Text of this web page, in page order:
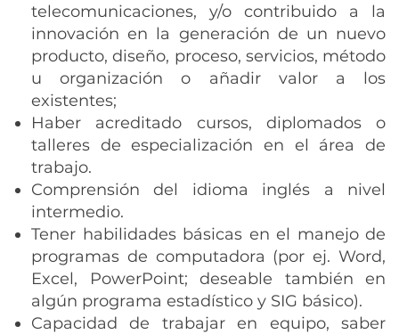
telecomunicaciones, y/o contribuido a la
innovación en la generación de un nuevo
producto, diseño, proceso, servicios, método
u organización o añadir valor a los
existentes;
Haber acreditado cursos, diplomados o
talleres de especialización en el área de
trabajo.
Comprensión del idioma inglés a nivel
intermedio.
Tener habilidades básicas en el manejo de
programas de computadora (por ej. Word,
Excel, PowerPoint; deseable también en
algún programa estadístico y SIG básico).
Capacidad de trabajar en equipo, saber